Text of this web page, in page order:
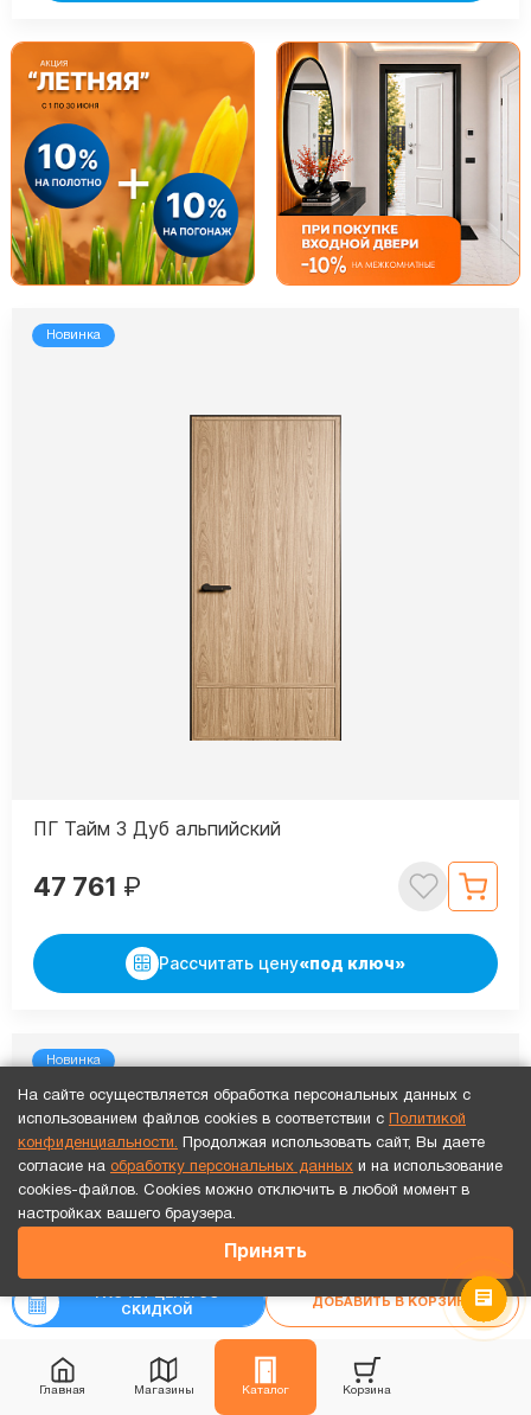
Главная Магазины Каталог Корзина
Точный расчет за 10 минут по СМС или телефону!
РАСЧЕТ ЦЕНЫ СО
СКИДКОЙ
ДОБАВИТЬ В КОРЗИНУ
Новинка
ПГ Тайм 3 Дуб альпийский
47 761 ₽
Рассчитать цену«под ключ»
Новинка
На сайте осуществляется обработка персональных данных с
использованием файлов cookies в соответствии с
Политикой
конфиденциальности. Продолжая использовать сайт, Вы даете
согласие на обработку персональных данных и на использование
cookies-файлов. Cookies можно отключить в любой момент в
настройках вашего браузера.
Принять